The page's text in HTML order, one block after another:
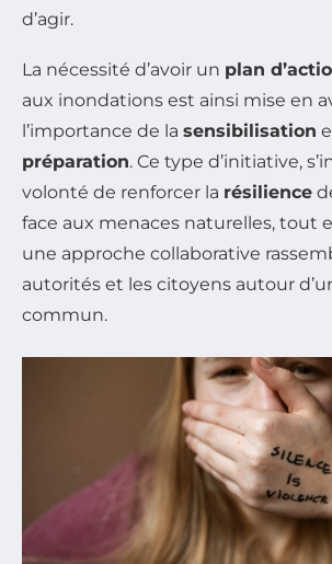
d’agir.
La nécessité d’avoir un plan
aux inondations est ainsi mise en
l’importance de la sensibilisation
préparation. Ce type d’initiative,
volonté de renforcer la résilience
face aux menaces naturelles, tout
une approche collaborative
autorités et les citoyens autour
commun.